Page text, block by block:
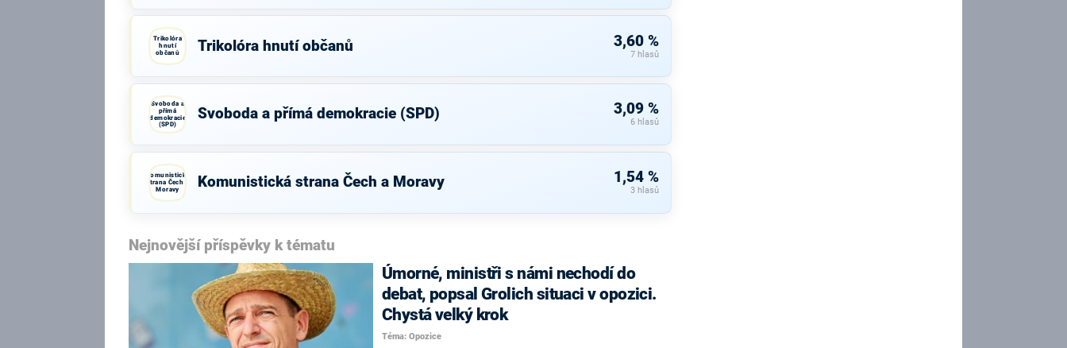
Trikolóra
hnutí
občanů
Trikolóra hnutí občanů 3,60 %
7 hlasů
Svoboda a
přímá
demokracie
(SPD)
Svoboda a přímá demokracie (SPD) 3,09 %
6 hlasů
Komunistická
strana Čech a
Moravy
Komunistická strana Čech a Moravy 1,54 %
3 hlasů
Nejnovější příspěvky k tématu
Úmorné, ministři s námi nechodí do
debat, popsal Grolich situaci v opozici.
Chystá velký krok
Téma: Opozice